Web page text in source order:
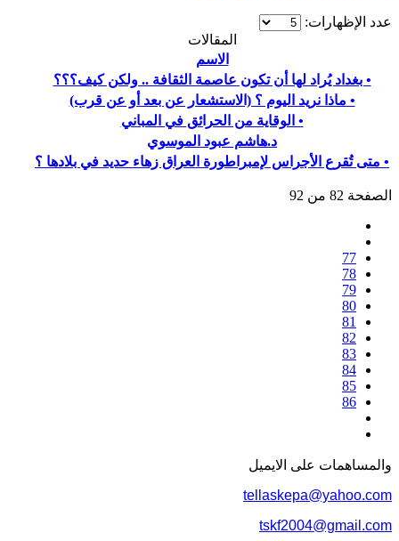
عدد الإظهارات:
المقالات
الاسم
• بغداد يُراد لها أن تكون عاصمة الثقافة .. ولكن كيف؟؟؟
• ماذا نريد اليوم ؟ (الاستشعار عن بعد أو عن قرب)
• الوقاية من الحرائق في المباني
د.هاشم عبود الموسوي
• متى تُقرع الأجراس لإمبراطورة العراق زهاء حديد في بلادها ؟
الصفحة 82 من 92
77
78
79
80
81
82
83
84
85
86
والمساهمات علی الایمیل
tellaskepa@yahoo.com
tskf2004@gmail.com